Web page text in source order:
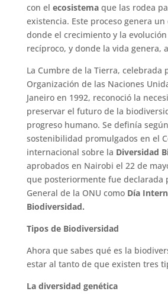
con el ecosistemaque las rodea
existencia. Este proceso genera
donde el crecimiento y la
recíproco, y donde la vida genera,
La Cumbre de la Tierra, celebrada
Organización de las Naciones
Janeiro en 1992, reconoció la
preservar el futuro de la
progreso humano. Se definía
sostenibilidad promulgados en el
internacional sobre la Diversidad
aprobados en Nairobi el 22 de
que posteriormente fue declarada
General de la ONU como Día
Biodiversidad.
Tipos de Biodiversidad
Ahora que sabes qué es la
estar al tanto de que existen tres
La diversidad genética